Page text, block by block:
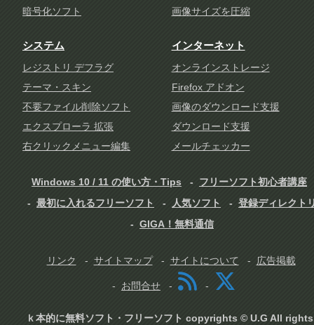
暗号化ソフト
画像サイズを圧縮
システム
レジストリ デフラグ
テーマ・スキン
不要ファイル削除ソフト
エクスプローラ 拡張
右クリックメニュー編集
インターネット
オンラインストレージ
Firefox アドオン
画像のダウンロード支援
ダウンロード支援
メールチェッカー
Windows 10 / 11 の使い方・Tips
フリーソフト初心者講座
最初に入れるフリーソフト
人気ソフト
登録ディレクト
GIGA！無料通信
リンク サイトマップ サイトについて 広告掲載
お問合せ
ｋ本的に無料ソフト・フリーソフト copyrights © U.G All rights